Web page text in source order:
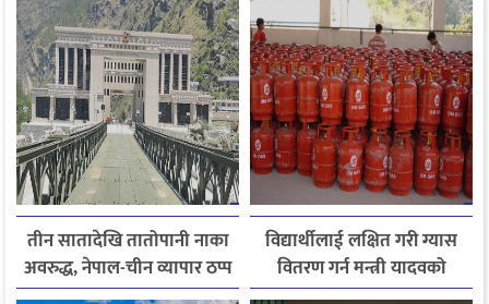
तीन सातादेखि तातोपानी नाका
अवरुद्ध, नेपाल-चीन व्यापार ठप्प
विद्यार्थीलाई लक्षित गरी ग्यास
वितरण गर्न मन्त्री यादवको
निर्देशन